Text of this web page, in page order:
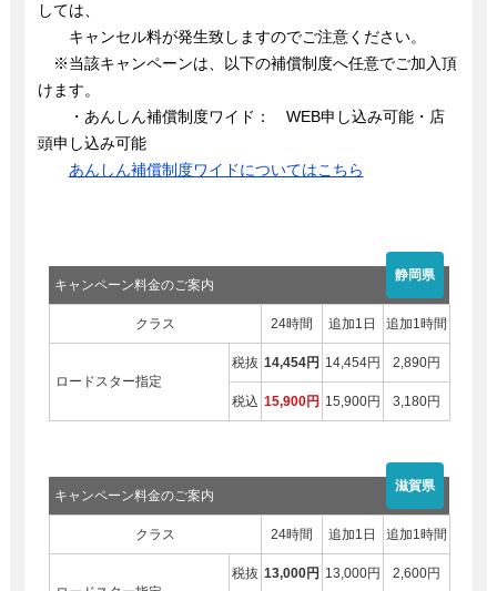
しては、
キャンセル料が発生致しますのでご注意ください。
※当該キャンペーンは、以下の補償制度へ任意でご加入頂
けます。
・あんしん補償制度ワイド： WEB申し込み可能・店
頭申し込み可能
あんしん補償制度ワイドについてはこちら
キャンペーン料金のご案内
静岡県
クラス 24時間 追加1日 追加1時間
ロードスター指定
税抜 14,454円 14,454円 2,890円
税込 15,900円 15,900円 3,180円
キャンペーン料金のご案内
滋賀県
クラス 24時間 追加1日 追加1時間
税抜 13,000円 13,000円 2,600円